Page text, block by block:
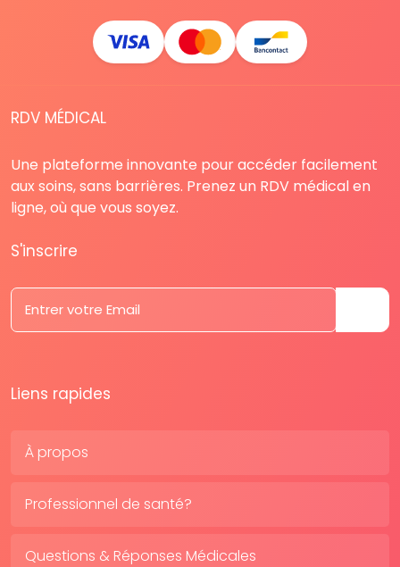
RDV MÉDICAL
Une plateforme innovante pour accéder facilement
aux soins, sans barrières. Prenez un RDV médical en
ligne, où que vous soyez.
S'inscrire
Liens rapides
À propos
Professionnel de santé?
Questions & Réponses Médicales